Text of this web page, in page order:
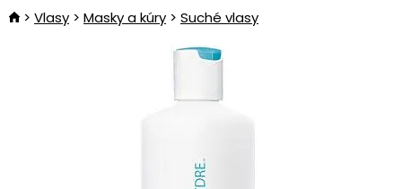
Vlasy Masky a kúry Suché vlasy